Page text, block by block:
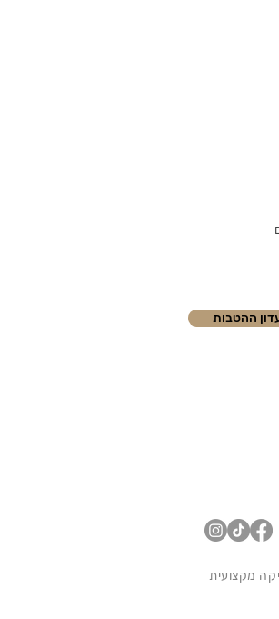
ההטבות